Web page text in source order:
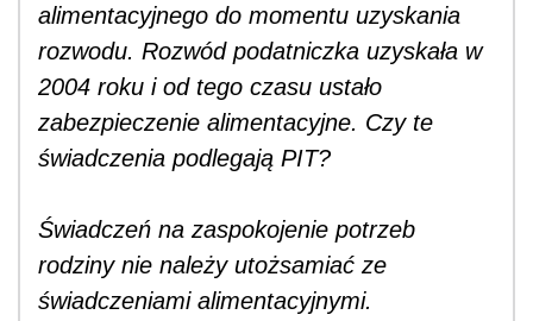
alimentacyjnego do momentu uzyskania
rozwodu. Rozwód podatniczka uzyskała w
2004 roku i od tego czasu ustało
zabezpieczenie alimentacyjne. Czy te
świadczenia podlegają PIT?
Świadczeń na zaspokojenie potrzeb
rodziny nie należy utożsamiać ze
świadczeniami alimentacyjnymi.